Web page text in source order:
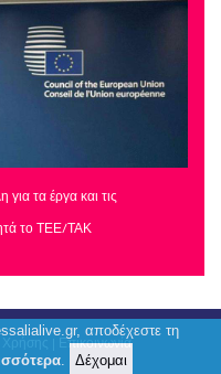
τα έργα και τις
το ΤΕΕ/ΤΑΚ
|Επικοινωνία
αποδέχεστε τη
.